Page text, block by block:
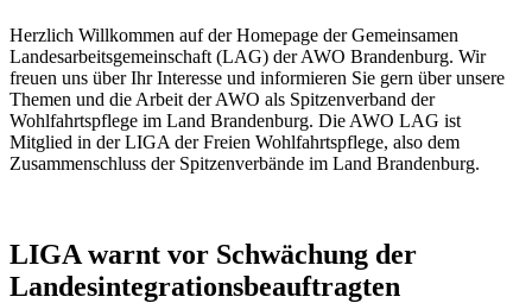
Herzlich Willkommen auf der Homepage der Gemeinsamen
Landesarbeitsgemeinschaft (LAG) der AWO Brandenburg. Wir
freuen uns über Ihr Interesse und informieren Sie gern über unsere
Themen und die Arbeit der AWO als Spitzenverband der
Wohlfahrtspflege im Land Brandenburg. Die AWO LAG ist
Mitglied in der LIGA der Freien Wohlfahrtspflege, also dem
Zusammenschluss der Spitzenverbände im Land Brandenburg.
LIGA warnt vor Schwächung der
Landesintegrationsbeauftragten